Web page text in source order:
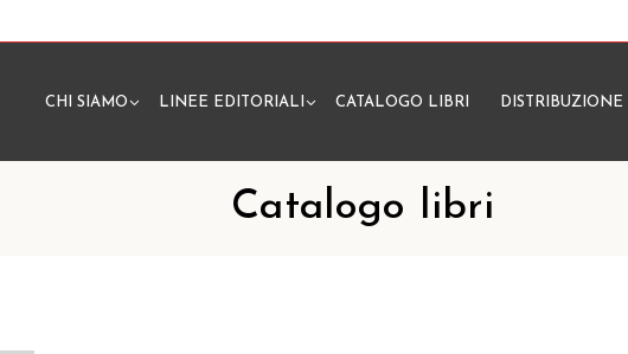
CHI SIAMO LINEE EDITORIALI CATALOGO LIBRI DISTRIBUZIONE
Catalogo libri